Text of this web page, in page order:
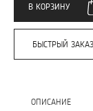
В КОРЗИНУ
БЫСТРЫЙ ЗАКАЗ
ОПИСАНИЕ